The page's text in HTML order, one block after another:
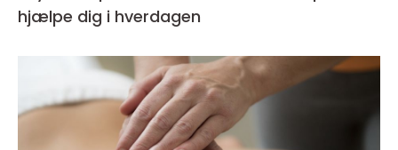
hjælpe dig i hverdagen